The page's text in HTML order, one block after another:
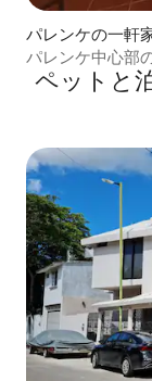
パレンケの一軒
パレンケ中心部
ペットと